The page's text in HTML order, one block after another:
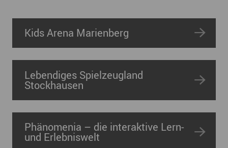
Kids Arena Marienberg
Lebendiges Spielzeugland
Stockhausen
Phänomenia – die interaktive Lern-
und Erlebniswelt